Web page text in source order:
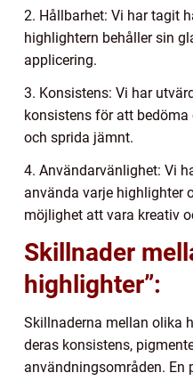
2. Hållbarhet: Vi har tagit
highlightern behåller sin
applicering.
3. Konsistens: Vi har
konsistens för att
och sprida jämnt.
4. Användarvänlighet: Vi
använda varje highlighter
möjlighet att vara kreativ
Skillnader
highlighter”:
Skillnaderna mellan olika
deras konsistens,
användningsområden. En